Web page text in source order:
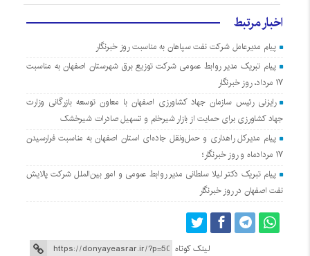
اخبار مرتبط
پیام مدیرعامل شرکت نفت سپاهان به مناسبت روز خبرنگار
پیام تبریک مدیر روابط عمومی شرکت توزیع برق شهرستان اصفهان به مناسبت
۱۷ مرداد، روز خبرنگار
رایزنی رئیس سازمان جهاد کشاورزی اصفهان با معاون توسعه بازرگانی وزارت
جهاد کشاورزی برای حمایت از بازار شیرخام و تسهیل صادرات شیرخشک
پیام مدیرکل راهداری و حمل‌ونقل جاده‌ای استان اصفهان به مناسبت فرارسیدن
۱۷ مردادماه و روز خبرنگار؛
پیام تبریک دکتر لیلا سلطانی مدیر روابط عمومی و امور بین‌الملل شرکت پالایش
نفت اصفهان در روز خبرنگار
لینک کوتاه